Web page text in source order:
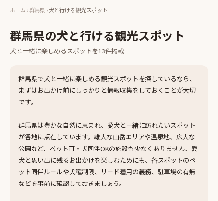
ホーム ›群馬県›犬と行ける観光スポット
群馬県の犬と行ける観光スポット
犬と一緒に楽しめるスポット を13件掲載
群馬県で犬と一緒に楽しめる観光スポットを探しているなら、
まずはお出かけ前にしっかりと情報収集をしておくことが大切
です。
群馬県は豊かな自然に恵まれ、愛犬と一緒に訪れたいスポット
が各地に点在しています。雄大な山岳エリアや温泉地、広大な
公園など、ペット可・犬同伴OKの施設も少なくありません。愛
犬と思い出に残るお出かけを楽しむためにも、各スポットのペ
ット同伴ルールや犬種制限、リード着用の義務、駐車場の有無
などを事前に確認しておきましょう。